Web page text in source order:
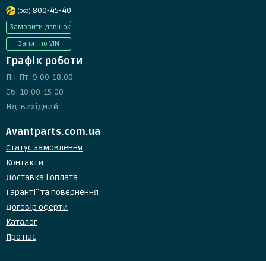
(063) 800-45-40
Замовити дзвінок
Запит по VIN
Графік роботи
Пн-Пт: 9:00-18:00
Сб: 10:00-15:00
Нд: вихідний
Avantparts.com.ua
Статус замовлення
Контакти
Доставка і оплата
Гарантії та повернення
Договір оферти
Каталог
Про нас